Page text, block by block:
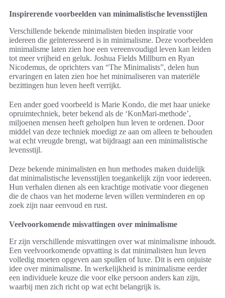
Inspirerende voorbeelden van minimalistische levensstijlen
Verschillende bekende minimalisten bieden inspiratie voor
iedereen die geïnteresseerd is in minimalisme. Deze voorbeelden
minimalisme laten zien hoe een vereenvoudigd leven kan leiden
tot meer vrijheid en geluk. Joshua Fields Millburn en Ryan
Nicodemus, de oprichters van “The Minimalists”, delen hun
ervaringen en laten zien hoe het minimaliseren van materiële
bezittingen hun leven heeft verrijkt.
Een ander goed voorbeeld is Marie Kondo, die met haar unieke
opruimtechniek, beter bekend als de ‘KonMari-methode’,
miljoenen mensen heeft geholpen hun leven te ordenen. Door
middel van deze techniek moedigt ze aan om alleen te behouden
wat echt vreugde brengt, wat bijdraagt aan een minimalistische
levensstijl.
Deze bekende minimalisten en hun methodes maken duidelijk
dat minimalistische levensstijlen toegankelijk zijn voor iedereen.
Hun verhalen dienen als een krachtige motivatie voor diegenen
die de chaos van het moderne leven willen verminderen en op
zoek zijn naar eenvoud en rust.
Veelvoorkomende misvattingen over minimalisme
Er zijn verschillende misvattingen over wat minimalisme inhoudt.
Een veelvoorkomende opvatting is dat minimalisten hun leven
volledig moeten opgeven aan spullen of luxe. Dit is een onjuiste
idee over minimalisme. In werkelijkheid is minimalisme eerder
een individuele keuze die voor elke persoon anders kan zijn,
waarbij men zich richt op wat echt belangrijk is.